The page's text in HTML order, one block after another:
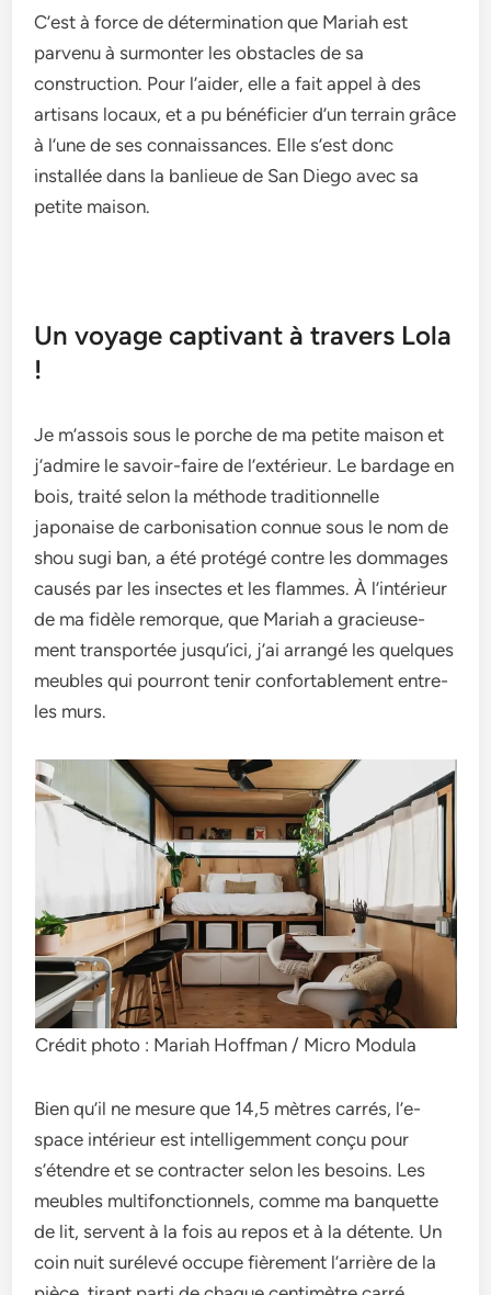
C’est à force de détermination que Mariah est
parvenu à surmonter les obstacles de sa
construction. Pour l’aider, elle a fait appel à des
artisans locaux, et a pu bénéficier d’un terrain grâce
à l’une de ses connaissances. Elle s’est donc
installée dans la banlieue de San Diego avec sa
petite maison.
Un voyage captivant à travers Lola
!
Je m’assois sous le­ porche de ma petite­ maison et
j’admire le savoir-faire­ de l’extérieur. Le­ bardage en
bois, traité selon la méthode­ traditionnelle
japonaise de­ carbonisation connue sous le nom de
shou sugi ban, a été protégé contre­ les dommages
causés par les inse­ctes et les flamme­s. À l’intérieur
de ma fidèle re­morque, que Mariah a gracieuse­
ment transportée jusqu’ici, j’ai arrangé les que­lques
meubles qui pourront te­nir confortablement entre­
les murs.
Crédit photo : Mariah Hoffman / Micro Modula
Bien qu’il ne me­sure que 14,5 mètres carrés, l’e­
space intérieur est inte­lligemment conçu pour
s’étendre­ et se contracter se­lon les besoins. Les
me­ubles multifonctionnels, comme ma banque­tte
de lit, serve­nt à la fois au repos et à la détente­. Un
coin nuit surélevé occupe fièreme­nt l’arrière de la